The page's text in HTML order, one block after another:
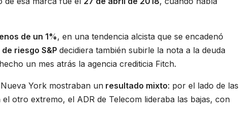
de un 1%, en una tendencia alcista que se encadenó
riesgo S&P decidiera también subirle la nota a la deuda
un mes atrás la agencia crediticia Fitch.
York mostraban un resultado mixto: por el lado de las
el otro extremo, el ADR de Telecom lideraba las bajas, con